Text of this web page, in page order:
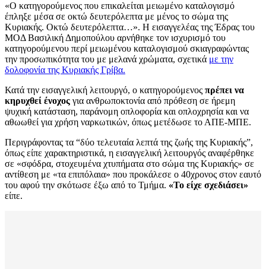
«Ο κατηγορούμενος που επικαλείται μειωμένο καταλογισμό
έπληξε μέσα σε οκτώ δευτερόλεπτα με μένος το σώμα της
Κυριακής. Οκτώ δευτερόλεπτα…». Η εισαγγελέας της Έδρας του
ΜΟΔ Βασιλική Δημοπούλου αρνήθηκε τον ισχυρισμό του
κατηγορούμενου περί μειωμένου καταλογισμού σκιαγραφώντας
την προσωπικότητα του με μελανά χρώματα, σχετικά με την
δολοφονία της Κυριακής Γρίβα.
Κατά την εισαγγελική λειτουργό, ο κατηγορούμενος πρέπει να
κηρυχθεί ένοχος για ανθρωποκτονία από πρόθεση σε ήρεμη
ψυχική κατάσταση, παράνομη οπλοφορία και οπλοχρησία και να
αθωωθεί για χρήση ναρκωτικών, όπως μετέδωσε το ΑΠΕ-ΜΠΕ.
Περιγράφοντας τα “δύο τελευταία λεπτά της ζωής της Κυριακής”,
όπως είπε χαρακτηριστικά, η εισαγγελική λειτουργός αναφέρθηκε
σε «σφόδρα, στοχευμένα χτυπήματα στο σώμα της Κυριακής» σε
αντίθεση με «τα επιπόλαια» που προκάλεσε ο 40χρονος στον εαυτό
του αφού την σκότωσε έξω από το Τμήμα. «Το είχε σχεδιάσει»
είπε.